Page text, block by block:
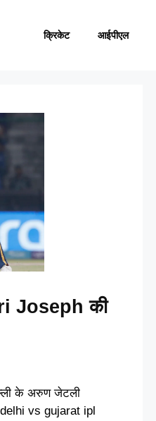
क्रिकेट आईपीएल
Joseph की
के अरुण जेटली
delhi vs gujarat ipl